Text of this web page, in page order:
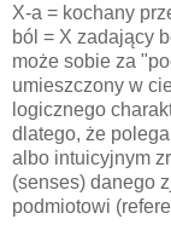
X-a = kochany
ból = X zadający
może sobie za
umieszczony w
logicznego
dlatego, że
albo intuicyjnym
(senses) danego
podmiotowi